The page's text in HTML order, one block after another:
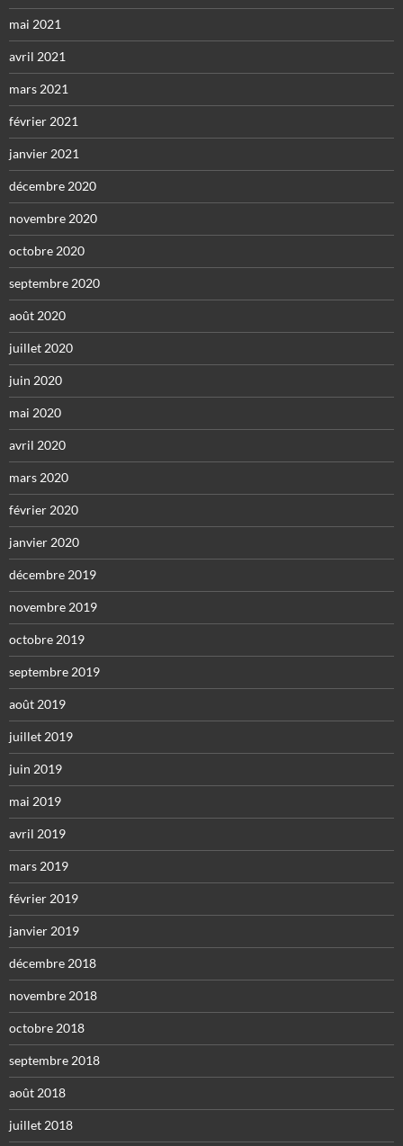
mai 2021
avril 2021
mars 2021
février 2021
janvier 2021
décembre 2020
novembre 2020
octobre 2020
septembre 2020
août 2020
juillet 2020
juin 2020
mai 2020
avril 2020
mars 2020
février 2020
janvier 2020
décembre 2019
novembre 2019
octobre 2019
septembre 2019
août 2019
juillet 2019
juin 2019
mai 2019
avril 2019
mars 2019
février 2019
janvier 2019
décembre 2018
novembre 2018
octobre 2018
septembre 2018
août 2018
juillet 2018